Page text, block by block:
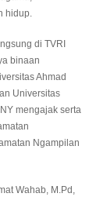
hidup.
di TVRI
binaan
Ahmad
Universitas
mengajak serta
Ngampilan
Wahab, M.Pd,